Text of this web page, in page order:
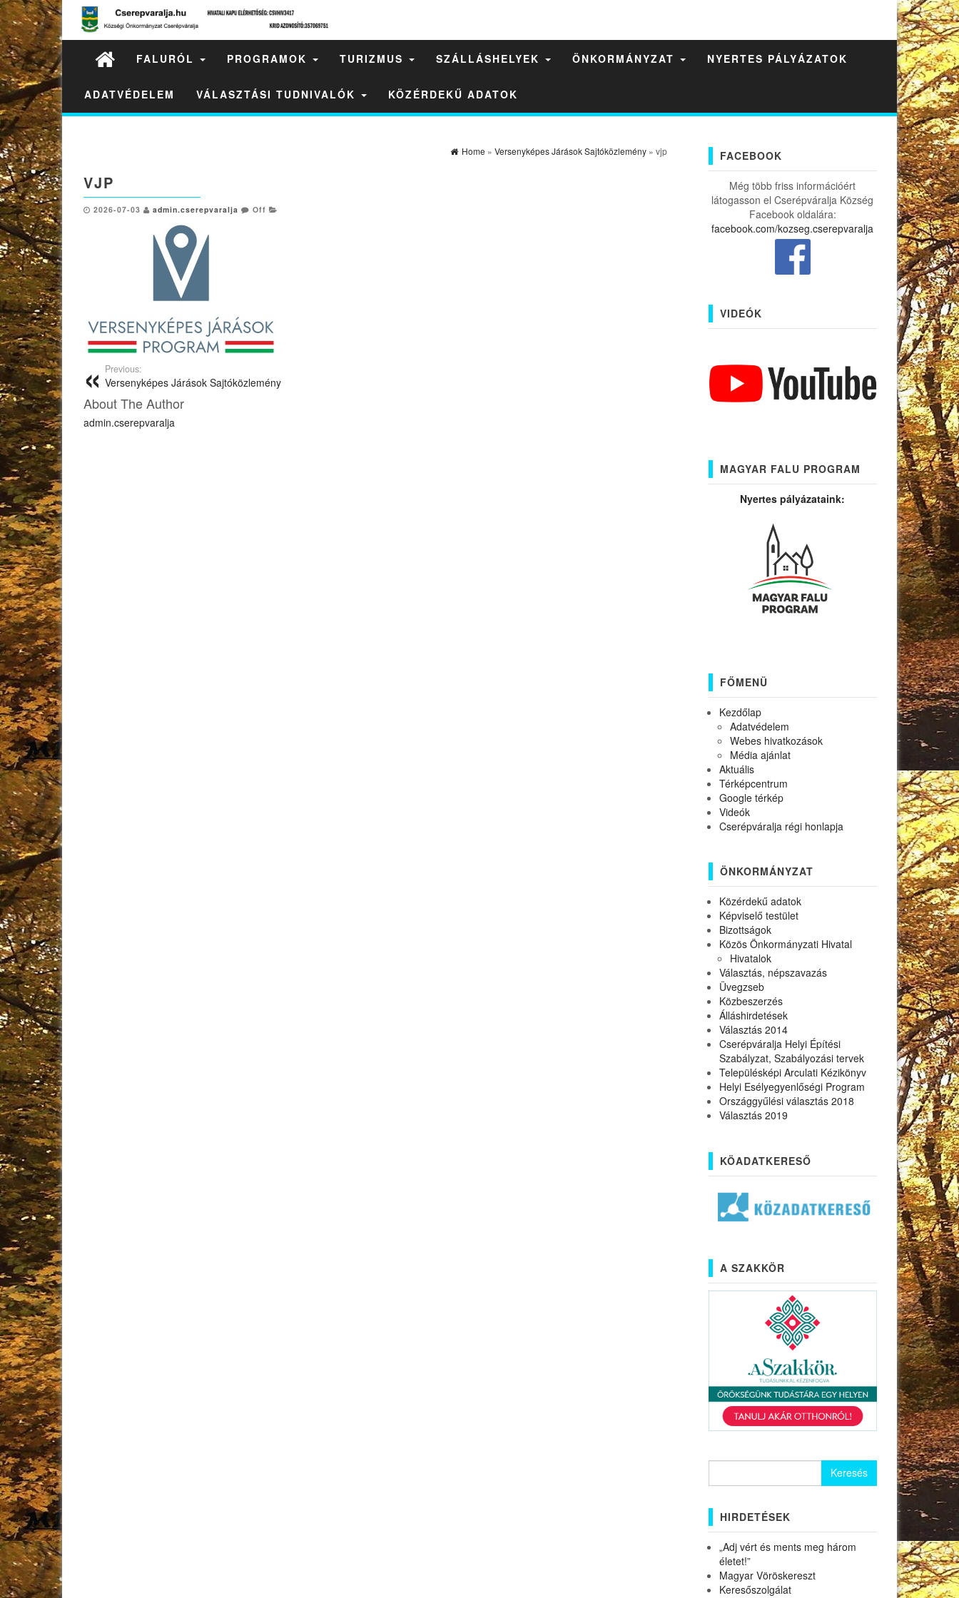
FALURÓL PROGRAMOK TURIZMUS SZÁLLÁSHELYEK ÖNKORMÁNYZAT NYERTES PÁLYÁZATOK
ADATVÉDELEM VÁLASZTÁSI TUDNIVALÓK KÖZÉRDEKŰ ADATOK
Home » Versenyképes Járások Sajtóközlemény» vjp
VJP
2026-07-03 admin.cserepvaralja Off
Previous:
Versenyképes Járások Sajtóközlemény
About The Author
admin.cserepvaralja
FACEBOOK
Még több friss információért
látogasson el Cserépváralja Község
Facebook oldalára:
facebook.com/kozseg.cserepvaralja
VIDEÓK
MAGYAR FALU PROGRAM
Nyertes pályázataink:
FŐMENÜ
Kezdőlap
Adatvédelem
Webes hivatkozások
Média ajánlat
Aktuális
Térképcentrum
Google térkép
Videók
Cserépváralja régi honlapja
ÖNKORMÁNYZAT
Közérdekű adatok
Képviselő testület
Bizottságok
Közös Önkormányzati Hivatal
Hivatalok
Választás, népszavazás
Üvegzseb
Közbeszerzés
Álláshirdetések
Választás 2014
Cserépváralja Helyi Építési
Szabályzat, Szabályozási tervek
Településképi Arculati Kézikönyv
Helyi Esélyegyenlőségi Program
Országgyűlési választás 2018
Választás 2019
KÖADATKERESŐ
A SZAKKÖR
HIRDETÉSEK
„Adj vért és ments meg három
életet!”
Magyar Vöröskereszt
Keresőszolgálat